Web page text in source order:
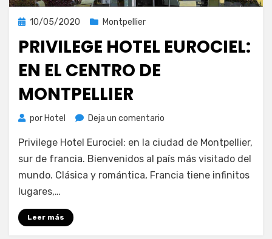
Publicada
10/05/2020 Montpellier
PRIVILEGE HOTEL EUROCIEL:
EN EL CENTRO DE
MONTPELLIER
por Hotel Deja un comentario
Hotel
Eurociel:
en
Privilege Hotel Eurociel: en la ciudad de Montpellier,
sur de francia. Bienvenidos al país más visitado del
mundo. Clásica y romántica, Francia tiene infinitos
lugares,…
Leer más